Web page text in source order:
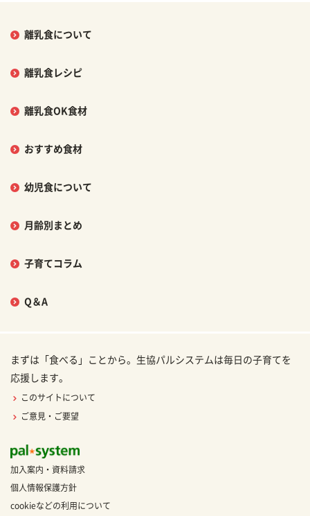
離乳食について
離乳食レシピ
離乳食OK食材
おすすめ食材
幼児食について
月齢別まとめ
子育てコラム
Q＆A
まずは「食べる」ことから。生協パルシステムは毎日の子育てを
応援します。
このサイトについて
ご意見・ご要望
加入案内・資料請求
個人情報保護方針
cookieなどの利用について